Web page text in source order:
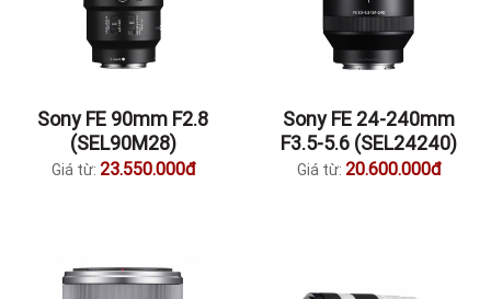
Sony FE 90mm F2.8
(SEL90M28)
Giá từ: 23.550.000đ
Sony FE 24-240mm
F3.5-5.6 (SEL24240)
Giá từ: 20.600.000đ